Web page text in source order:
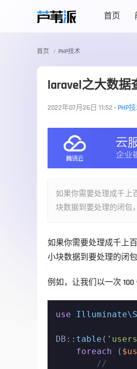
首页
首页 PHP技术
laravel之大数据
2022年07月26日 11:52 • PHP
如果你需要处理成千上
块数据到要处理的闭包
如果你需要处理成千上
小块数据到要处理的闭
例如，让我们以一次
use Illuminate\
DB:: table (
foreach (
//